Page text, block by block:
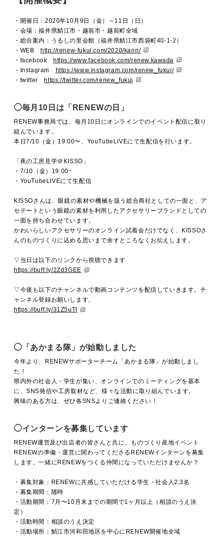
・開催日：2020年10月9日（金）～11日（日）
・会場：福井県鯖江市・越前市・越前町全域
・総合案内：うるしの里会館（福井県鯖江市西袋町40-1-2）
・WEB http://renew-fukui.com/2020/kanri/
・facebook https://www.facebook.com/renew.kawada
・Instagram https://www.instagram.com/renew_fukui/
・twitterhttps://twitter.com/renew_fukui
◯毎月10日は「RENEWの日」
RENEW事務局では、毎月10日にオンラインでのイベント配信に取り
組んでいます。
本日7/10（金）19:00〜、YouTubeLIVEにて生配信を行います。
「夜の工房見学＠KISSO」
・7/10（金）19:00~
・YouTubeLIVEにて生配信
KISSOさんは、眼鏡の素材や機械を扱う総合商社としての一面と、ア
セテートという眼鏡の素材を利用したアクセサリーブランドとしての
一面を持ち合わせています。
かわいらしいアクセサリーのオンライン試着会だけでなく、KISSOさ
んのものづくりに込める思いまで余すところなくお伝えします。
▽当日は以下のリンクから視聴できます
https://buff.ly/2Zd3GEE
▽今後も以下のチャンネルで動画コンテンツを配信していきます。チ
ャンネル登録お願いします。
https://buff.ly/31Z5uTt
◯「あかまる隊」が始動しました
今年より、RENEWサポーターチーム「あかまる隊」が始動しまし
た！
県内外の社会人・学生が集い、オンラインでのミーティングを基本
に、SNS発信や工房取材など、様々な活動に取り組んでいます。
興味のある方は、ぜひ各SNSよりご連絡ください！
◯インターンを募集しています
RENEW運営及び出店者の皆さんと共に、ものづくり産地イベント
RENEWの準備・運営に関わってくださるRENEWインターンを募集
します。一緒にRENEWをつくる仲間になっていただけませんか？
・募集対象：RENEWに共感していただける学生・社会人2,3名
・募集期間：随時
・活動期間：7月〜10月末までの期間で1ヶ月以上（相談のうえ決
定）
・活動時間：相談のうえ決定
・活動場所：鯖江市河和田地区を中心にRENEW開催地全域